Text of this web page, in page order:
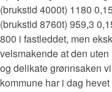
(brukstid 4000t) 1180
(brukstid 8760t) 959,3
800 i fastleddet, men
velsmakende at den
og delikate grønnsaken
kommune har i dag